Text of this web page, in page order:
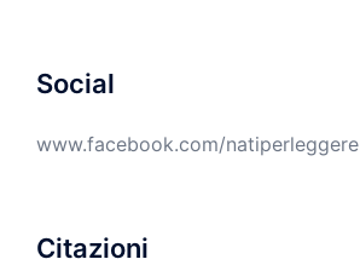
Social
www.facebook.com/natiperleggere
Citazioni